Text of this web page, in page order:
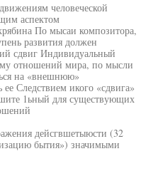
человеческой
аспектом
По мысаи композитора,
развития должен
сдвиг Индивидуальный
отношений мира, по мысли
на «внешнюю»
ее Следствием икого «сдвига»
1ьный для существующих
дейсгвшетыюсти (32
бытия») значимыми